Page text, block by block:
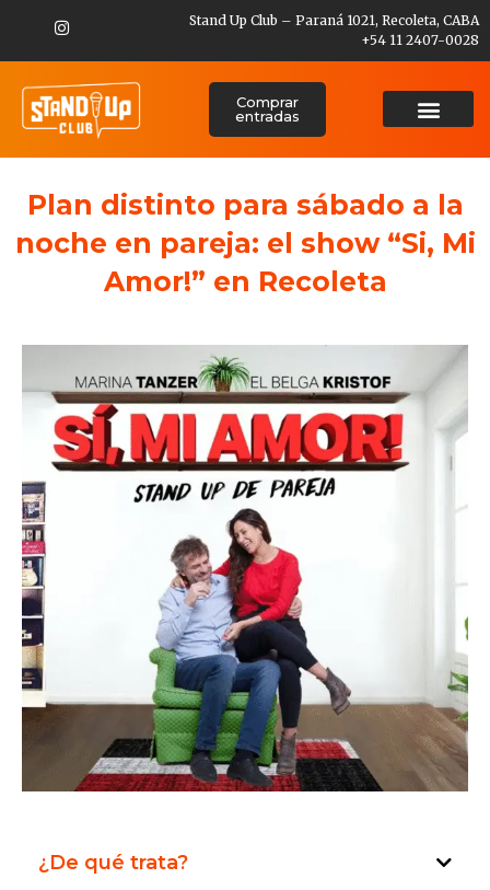
Stand Up Club – Paraná 1021, Recoleta, CABA
+54 11 2407-0028
Comprar
entradas
Plan distinto para sábado a la
noche en pareja: el show “Si, Mi
Amor!” en Recoleta
¿De qué trata?